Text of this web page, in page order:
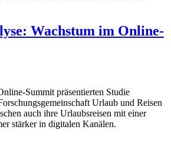
Wachstum im Online-
Summit präsentierten Studie
Urlaub und Reisen
auch ihre Urlaubsreisen mit einer
stärker in digitalen Kanälen.